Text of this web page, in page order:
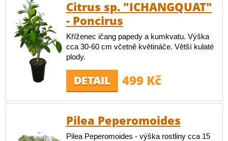
Citrus sp. "ICHANGQUAT"
- Poncirus
Kříženec ičang papedy a kumkvatu. Výška
cca 30-60 cm včetně květináče. Větší kulaté
plody.
DETAIL 499 Kč
Pilea Peperomoides
Pilea Peperomoides - výška rostliny cca 15